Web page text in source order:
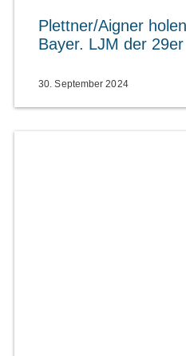
Plettner/Aigner
Bayer. LJM der 29er
30. September 2024